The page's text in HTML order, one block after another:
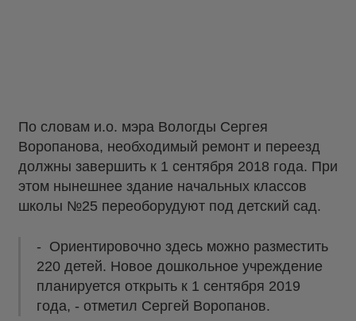
По словам и.о. мэра Вологды Сергея
Воропанова, необходимый ремонт и переезд
должны завершить к 1 сентября 2018 года. При
этом нынешнее здание начальных классов
школы №25 переоборудуют под детский сад.
- Ориентировочно здесь можно разместить
220 детей. Новое дошкольное учреждение
планируется открыть к 1 сентября 2019
года, - отметил Сергей Воропанов.